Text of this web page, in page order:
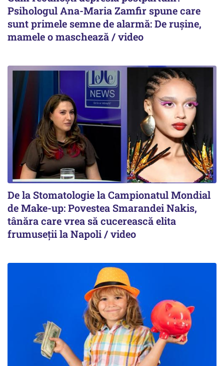
Psihologul Ana-Maria Zamfir spune care
sunt primele semne de alarmă: De rușine,
mamele o maschează / video
De la Stomatologie la Campionatul Mondial
de Make-up: Povestea Smarandei Nakis,
tânăra care vrea să cucerească elita
frumuseții la Napoli / video